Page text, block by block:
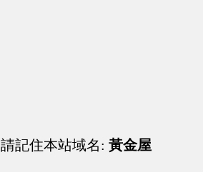
請記住本站域名: 黃金屋